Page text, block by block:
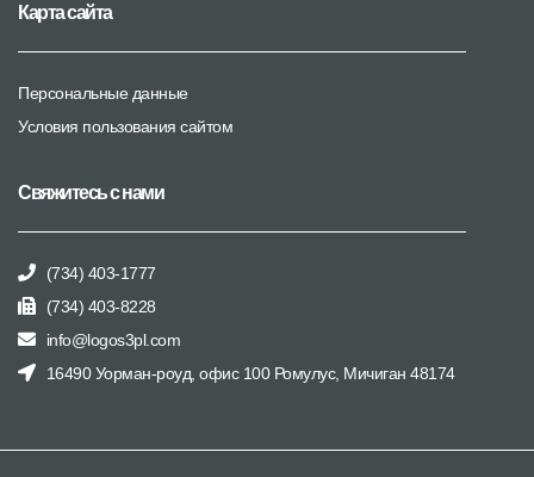
Карта сайта
Персональные данные
Условия пользования сайтом
Свяжитесь с нами
(734) 403-1777
(734) 403-8228
info@logos3pl.com
16490 Уорман-роуд, офис 100 Ромулус, Мичиган 48174